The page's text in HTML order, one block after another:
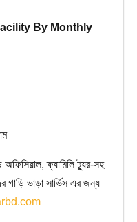
By Monthly
ফ্যামিলি ট্যুর-সহ
ভাড়া সার্ভিস এর জন্য